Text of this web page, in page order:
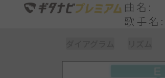
曲名
歌手名